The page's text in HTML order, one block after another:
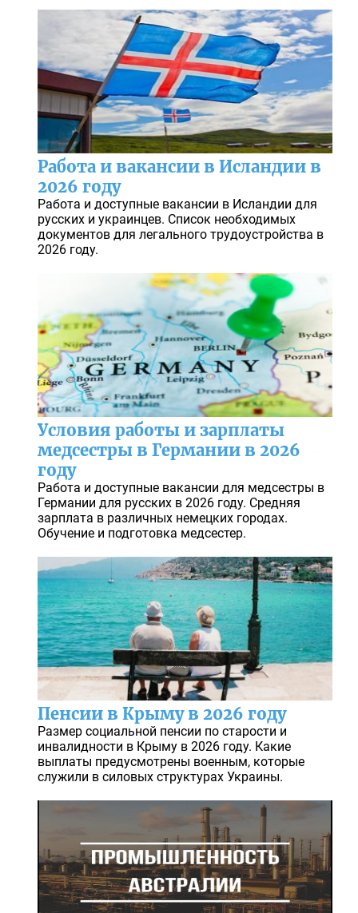
Работа и вакансии в Исландии в
2026 году
Работа и доступные вакансии в Исландии для
русских и украинцев. Список необходимых
документов для легального трудоустройства в
2026 году.
Условия работы и зарплаты
медсестры в Германии в 2026
году
Работа и доступные вакансии для медсестры в
Германии для русских в 2026 году. Средняя
зарплата в различных немецких городах.
Обучение и подготовка медсестер.
Пенсии в Крыму в 2026 году
Размер социальной пенсии по старости и
инвалидности в Крыму в 2026 году. Какие
выплаты предусмотрены военным, которые
служили в силовых структурах Украины.